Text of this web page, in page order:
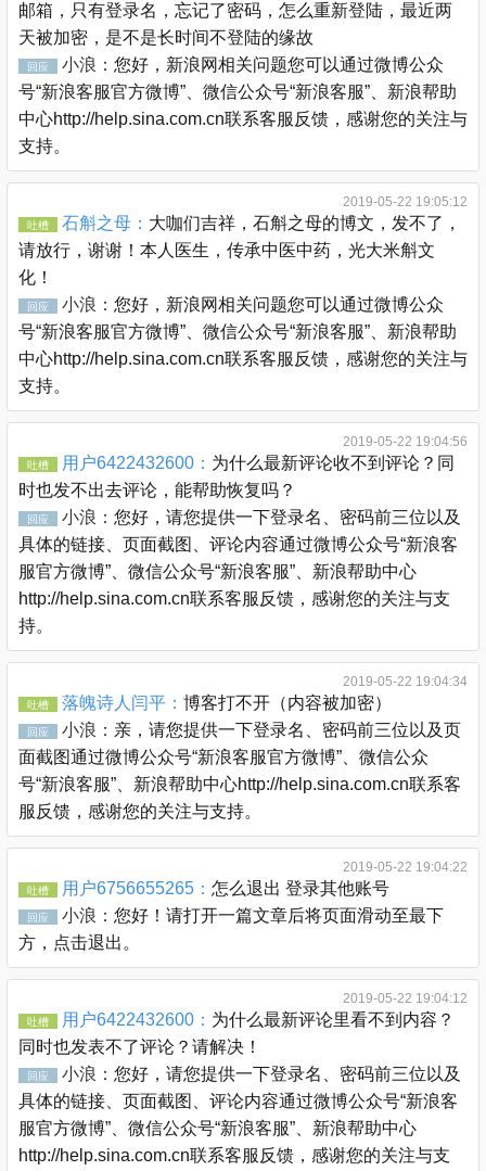
邮箱，只有登录名，忘记了密码，怎么重新登陆，最近两
天被加密，是不是长时间不登陆的缘故
回应 小浪： 您好，新浪网相关问题您可以通过微博公众
号“新浪客服官方微博”、微信公众号“新浪客服”、新浪帮助
中心http://help.sina.com.cn联系客服反馈，感谢您的关注与
支持。
2019-05-22 19:05:12
吐槽 石斛之母： 大咖们吉祥，石斛之母的博文，发不了，
请放行，谢谢！本人医生，传承中医中药，光大米斛文
化！
回应 小浪： 您好，新浪网相关问题您可以通过微博公众
号“新浪客服官方微博”、微信公众号“新浪客服”、新浪帮助
中心http://help.sina.com.cn联系客服反馈，感谢您的关注与
支持。
2019-05-22 19:04:56
吐槽 用户6422432600： 为什么最新评论收不到评论？同
时也发不出去评论，能帮助恢复吗？
回应 小浪： 您好，请您提供一下登录名、密码前三位以及
具体的链接、页面截图、评论内容通过微博公众号“新浪客
服官方微博”、微信公众号“新浪客服”、新浪帮助中心
http://help.sina.com.cn联系客服反馈，感谢您的关注与支
持。
2019-05-22 19:04:34
吐槽 落魄诗人闫平： 博客打不开（内容被加密）
回应 小浪： 亲，请您提供一下登录名、密码前三位以及页
面截图通过微博公众号“新浪客服官方微博”、微信公众
号“新浪客服”、新浪帮助中心http://help.sina.com.cn联系客
服反馈，感谢您的关注与支持。
2019-05-22 19:04:22
吐槽 用户6756655265： 怎么退出 登录其他账号
回应 小浪： 您好！请打开一篇文章后将页面滑动至最下
方，点击退出。
2019-05-22 19:04:12
吐槽 用户6422432600： 为什么最新评论里看不到内容？
同时也发表不了评论？请解决！
回应 小浪： 您好，请您提供一下登录名、密码前三位以及
具体的链接、页面截图、评论内容通过微博公众号“新浪客
服官方微博”、微信公众号“新浪客服”、新浪帮助中心
http://help.sina.com.cn联系客服反馈，感谢您的关注与支